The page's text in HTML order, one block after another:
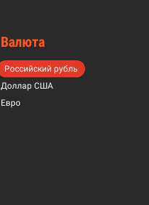
Валюта
Российский рубль
Доллар США
Евро